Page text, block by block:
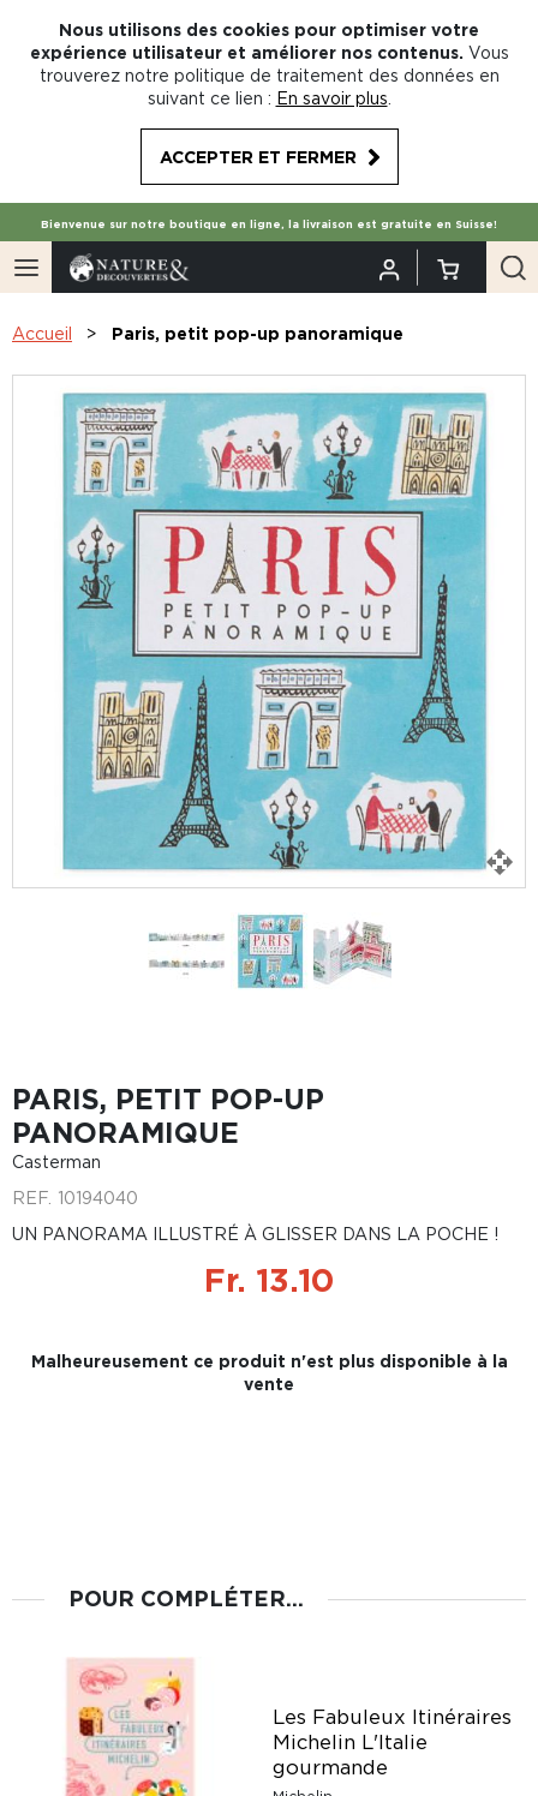
Nous utilisons des cookies pour optimiser votre
expérience utilisateur et améliorer nos contenus. Vous
trouverez notre politique de traitement des données en
suivant ce lien : En savoir plus
ACCEPTER ET FERMER
Bienvenue sur notre boutique en ligne, la livraison est gratuite en Suisse!
Accueil Paris, petit pop-up panoramique
PARIS, PETIT POP-UP
PANORAMIQUE
Casterman
REF. 10194040
UN PANORAMA ILLUSTRÉ À GLISSER DANS LA POCHE !
Fr. 13.10
Malheureusement ce produit n'est plus disponible à la
vente
POUR COMPLÉTER...
Les Fabuleux Itinéraires
Michelin L'Italie
gourmande